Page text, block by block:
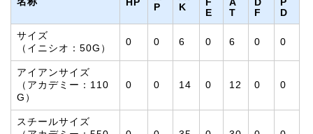
HP
P
K
F
E
A
T
D
F
P
D
サイズ
（イニシオ：50G）
0 0 6 0 6 0 0
アイアンサイズ
（アカデミー：110
G）
0 0 14 0 12 0 0
スチールサイズ